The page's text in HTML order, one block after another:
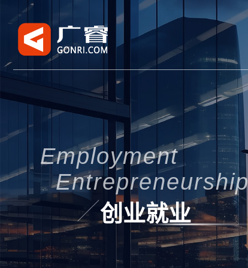
Employment
Entrepreneurship
创业就业